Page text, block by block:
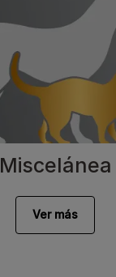
Miscelánea
Ver más